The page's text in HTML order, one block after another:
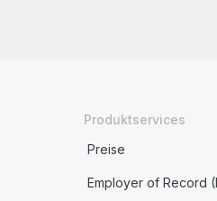
Produktservices
Preise
Employer of Record